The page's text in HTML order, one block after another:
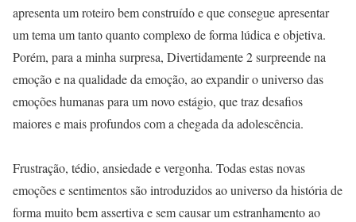
apresenta um roteiro bem construído e que consegue apresentar
um tema um tanto quanto complexo de forma lúdica e objetiva.
Porém, para a minha surpresa, Divertidamente 2 surpreende na
emoção e na qualidade da emoção, ao expandir o universo das
emoções humanas para um novo estágio, que traz desafios
maiores e mais profundos com a chegada da adolescência.
Frustração, tédio, ansiedade e vergonha. Todas estas novas
emoções e sentimentos são introduzidos ao universo da história de
forma muito bem assertiva e sem causar um estranhamento ao